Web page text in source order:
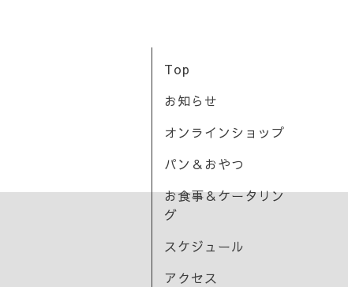
Top
お知らせ
オンラインショップ
パン＆おやつ
お食事＆ケータリン
グ
スケジュール
アクセス